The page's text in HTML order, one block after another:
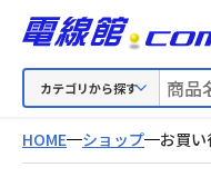
カテゴリから探す
HOME ショップ お買